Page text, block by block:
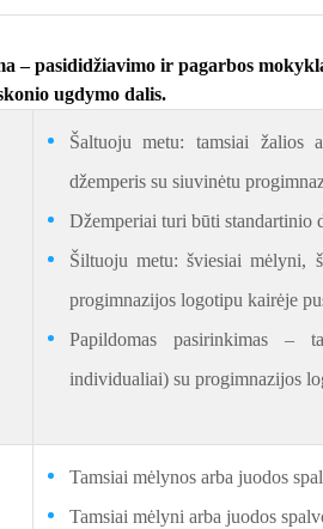
– pasididžiavimo ir pagarbos
ugdymo dalis.
Šaltuoju metu: tamsiai žalios
džemperis su siuvinėtu
Džemperiai turi būti
Šiltuoju metu: šviesiai mėlyni,
progimnazijos logotipu kairėje
Papildomas pasirinkimas –
individualiai) su progimnazijos
Tamsiai mėlynos arba juodos
Tamsiai mėlyni arba juodos